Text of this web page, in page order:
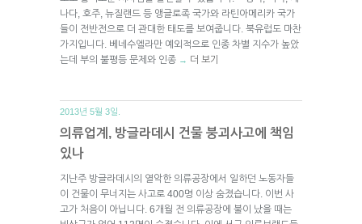
나다, 호주, 뉴질랜드 등 앵글로족 국가와 라틴아메리카 국가
들이 전반전으로 더 관대한 태도를 보여줍니다. 북유럽도 마찬
가지입니다. 베네수엘라만 예외적으로 인종 차별 지수가 높았
는데 부의 불평등 문제와 인종 → 더 보기
2013년 5월 3일.
의류업계, 방글라데시 건물 붕괴사고에 책임
있나
지난주 방글라데시의 열악한 의류공장에서 일하던 노동자들
이 건물이 무너지는 사고로 400명 이상 숨졌습니다. 이번 사
고가 처음이 아닙니다. 6개월 전 의류공장에 불이 났을 때는